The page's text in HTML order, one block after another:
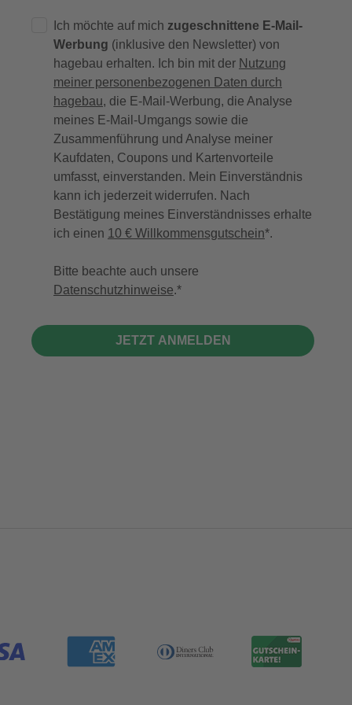
Ich möchte auf mich zugeschnittene E-Mail-
Werbung (inklusive den Newsletter) von
hagebau erhalten. Ich bin mit der Nutzung
meiner personenbezogenen Daten durch
hagebau, die E-Mail-Werbung, die Analyse
meines E-Mail-Umgangs sowie die
Zusammenführung und Analyse meiner
Kaufdaten, Coupons und Kartenvorteile
umfasst, einverstanden. Mein Einverständnis
kann ich jederzeit widerrufen. Nach
Bestätigung meines Einverständnisses erhalte
ich einen 10 € Willkommensgutschein*.
Bitte beachte auch unsere
Datenschutzhinweise.
JETZT ANMELDEN